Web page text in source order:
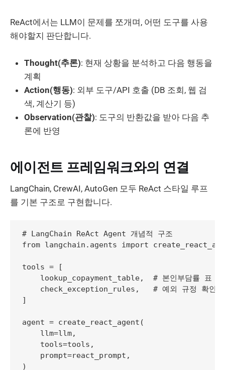
ReAct에서는 LLM이 문제를 쪼개며, 어떤 도구를 사용
해야할지 판단합니다.
Thought(추론): 현재 상황을 분석하고 다음 행동을
계획
Action(행동): 외부 도구/API 호출 (DB 조회, 웹 검
색, 계산기 등)
Observation(관찰): 도구의 반환값을 받아 다음 추
론에 반영
에이전트 프레임워크와의 연결
LangChain, CrewAI, AutoGen 모두 ReAct 스타일 루프
를 기본 구조로 구현합니다.
# LangChain ReAct Agent 개념적 구조
from langchain.agents import
tools = [
lookup_copayment_table,  # 본인부담률 표 조
check_exception_rules,   # 예외 규정 확인
]
agent = create_react_agent(
    llm=llm,
    tools=tools,
    prompt=react_prompt,